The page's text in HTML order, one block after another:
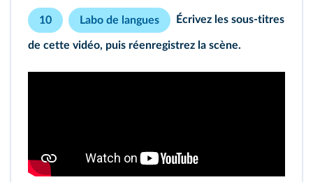
10 Labo de langues Écrivez les sous‑titres
de cette vidéo, puis réenregistrez la scène.